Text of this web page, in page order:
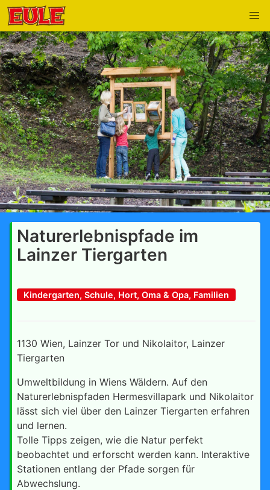
Naturerlebnispfade im
Lainzer Tiergarten
Kindergarten, Schule, Hort, Oma & Opa, Familien
1130 Wien, Lainzer Tor und Nikolaitor, Lainzer
Tiergarten
Umweltbildung in Wiens Wäldern. Auf den
Naturerlebnispfaden Hermesvillapark und Nikolaitor
lässt sich viel über den Lainzer Tiergarten erfahren
und lernen.
Tolle Tipps zeigen, wie die Natur perfekt
beobachtet und erforscht werden kann. Interaktive
Stationen entlang der Pfade sorgen für
Abwechslung.